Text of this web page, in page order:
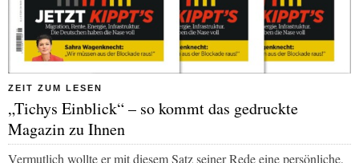
ZEIT ZUM LESEN
„Tichys Einblick“ – so kommt das gedruckte
Magazin zu Ihnen
Vermutlich wollte er mit diesem Satz seiner Rede eine persönliche,